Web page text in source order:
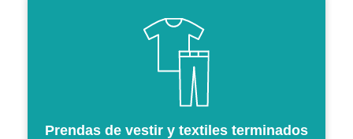
Prendas de vestir y textiles terminados